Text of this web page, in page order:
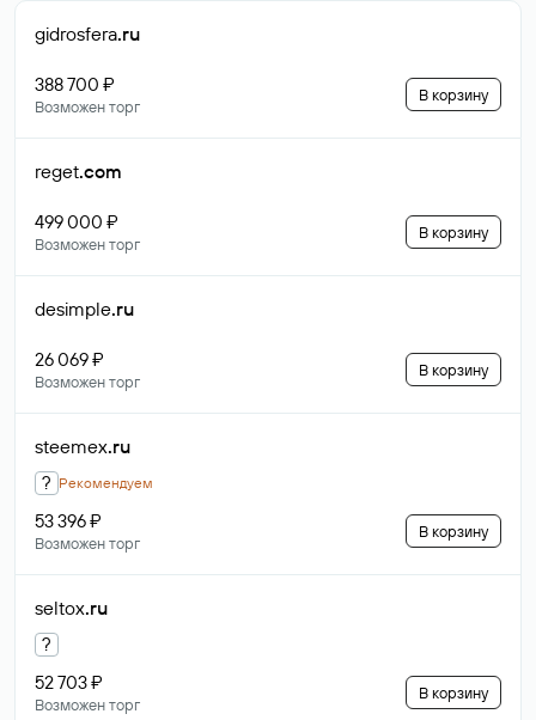
gidrosfera.ru
388 700 ₽
Возможен торг
В корзину
reget.com
499 000 ₽
Возможен торг
В корзину
desimple.ru
26 069 ₽
Возможен торг
В корзину
steemex.ru
? Рекомендуем
53 396 ₽
Возможен торг
В корзину
seltox.ru
?
52 703 ₽
Возможен торг
В корзину